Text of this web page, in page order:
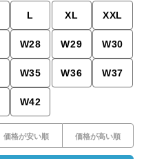
L XL XXL
W28 W29 W30
W35 W36 W37
W42
価格が安い順 価格が高い順